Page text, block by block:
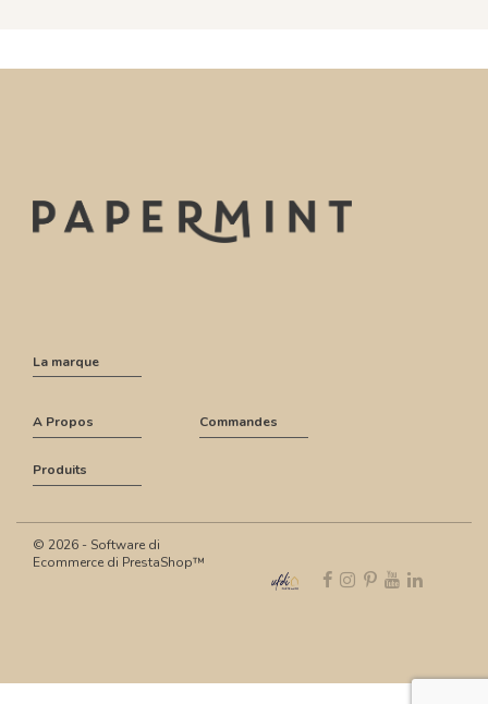
La marque
A Propos Commandes
Produits
© 2026 - Software di
Ecommerce di PrestaShop™